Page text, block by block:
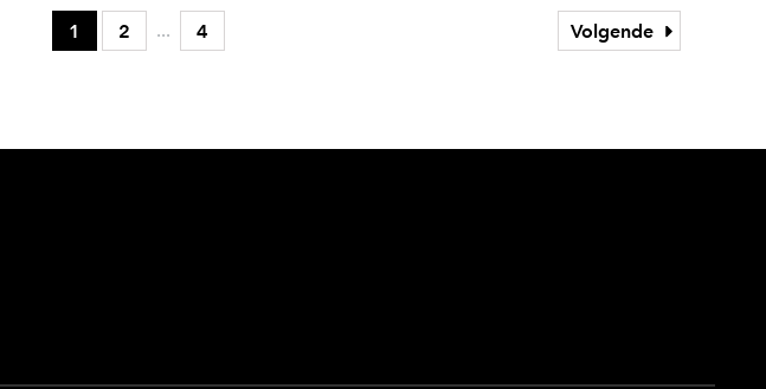
Volgende
1 2 ... 4